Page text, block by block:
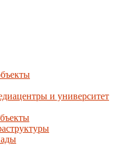
и университет